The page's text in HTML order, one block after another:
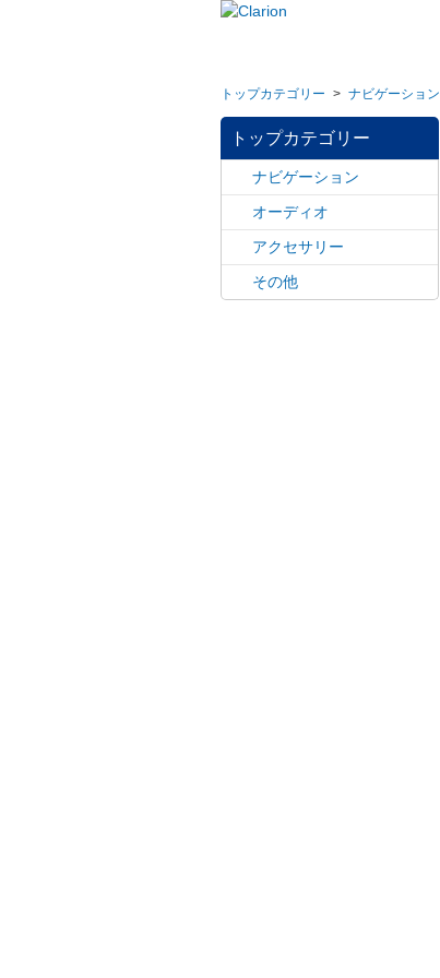
トップカテゴリー > ナビゲーション
トップカテゴリー
ナビゲーション
オーディオ
アクセサリー
その他